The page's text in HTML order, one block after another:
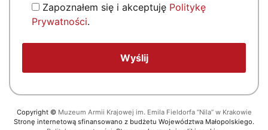
Zapoznałem się i akceptuję Politykę
Prywatności.
Copyright © Muzeum Armii Krajowej im. Emila Fieldorfa “Nila” w Krakowie
Stronę internetową sfinansowano z budżetu Województwa Małopolskiego.